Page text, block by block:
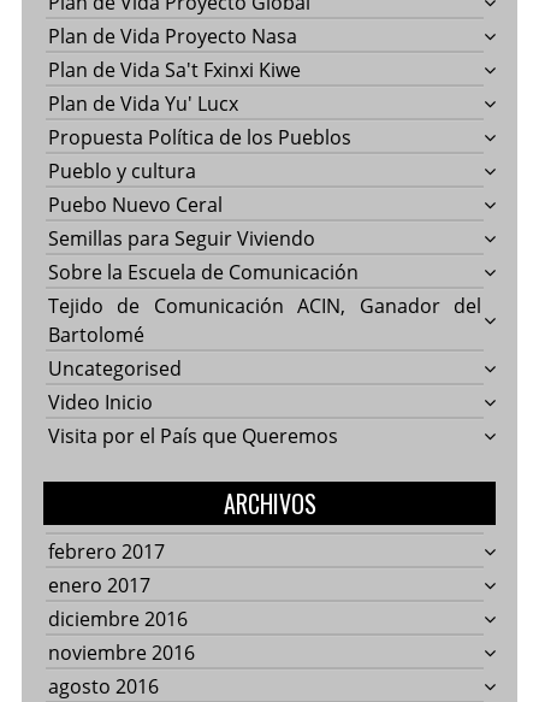
Plan de Vida Proyecto Nasa
Plan de Vida Sa't Fxinxi Kiwe
Plan de Vida Yu' Lucx
Propuesta Política de los Pueblos
Pueblo y cultura
Puebo Nuevo Ceral
Semillas para Seguir Viviendo
Sobre la Escuela de Comunicación
Tejido de Comunicación ACIN, Ganador del
Bartolomé
Uncategorised
Video Inicio
Visita por el País que Queremos
ARCHIVOS
febrero 2017
enero 2017
diciembre 2016
noviembre 2016
agosto 2016